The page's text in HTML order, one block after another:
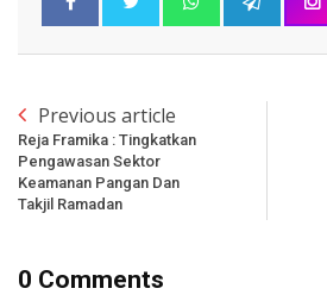
Previous article
Reja Framika : Tingkatkan
Pengawasan Sektor
Keamanan Pangan Dan
Takjil Ramadan
0 Comments